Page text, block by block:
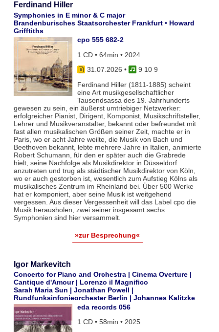
Ferdinand Hiller
Symphonies in E minor & C major
Brandenburisches Staatsorchester Frankfurt • Howard
Grifftiths
cpo 555 682-2
1 CD • 64min • 2024
31.07.2026 •
9 10 9
Ferdinand Hiller (1811-1885) scheint
eine Art musikgesellschaftlicher
Tausendsassa des 19. Jahrhunderts
gewesen zu sein, ein äußerst umtriebiger Netzwerker:
erfolgreicher Pianist, Dirigent, Komponist, Musikschriftsteller,
Lehrer und Musikveranstalter, bekannt oder befreundet mit
fast allen musikalischen Größen seiner Zeit, machte er in
Paris, wo er acht Jahre weilte, die Musik von Bach und
Beethoven bekannt, lebte mehrere Jahre in Italien, animierte
Robert Schumann, für den er später auch die Grabrede
hielt, seine Nachfolge als Musikdirektor in Düsseldorf
anzutreten und trug als städtischer Musikdirektor von Köln,
wo er auch gestorben ist, wesentlich zum Aufstieg Kölns als
musikalisches Zentrum im Rheinland bei. Über 500 Werke
hat er komponiert, aber seine Musik ist weitgehend
vergessen. Aus dieser Vergessenheit will das Label cpo die
Musik herausholen, zwei seiner insgesamt sechs
Symphonien sind hier versammelt.
»zur Besprechung«
Igor Markevitch
Concerto for Piano and Orchestra | Cinema Overture |
Cantique d'Amour | Lorenzo il Magnifico
Sarah Maria Sun | Jonathan Powell |
Rundfunksinfonieorchester Berlin | Johannes Kalitzke
eda records 056
1 CD • 58min • 2025